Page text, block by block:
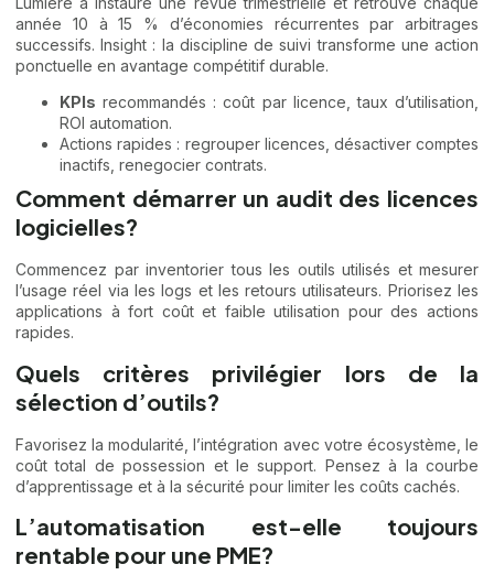
année 10 à 15 % d’économies récurrentes par arbitrages
successifs. Insight : la discipline de suivi transforme une action
ponctuelle en avantage compétitif durable.
KPIs recommandés : coût par licence, taux d’utilisation,
ROI automation.
Actions rapides : regrouper licences, désactiver comptes
inactifs, renegocier contrats.
Comment démarrer un audit des licences
logicielles?
Commencez par inventorier tous les outils utilisés et mesurer
l’usage réel via les logs et les retours utilisateurs. Priorisez les
applications à fort coût et faible utilisation pour des actions
rapides.
Quels critères privilégier lors de la
sélection d’outils?
Favorisez la modularité, l’intégration avec votre écosystème, le
coût total de possession et le support. Pensez à la courbe
d’apprentissage et à la sécurité pour limiter les coûts cachés.
L’automatisation est-elle toujours
rentable pour une PME?